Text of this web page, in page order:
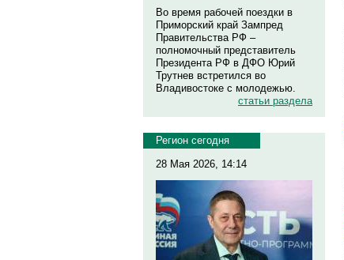
Во время рабочей поездки в
Приморский край Зампред
Правительства РФ –
полномочный представитель
Президента РФ в ДФО Юрий
Трутнев встретился во
Владивостоке с молодежью.
статьи раздела
Регион сегодня
28 Мая 2026, 14:14